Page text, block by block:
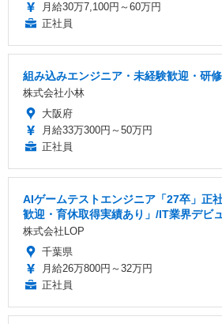
月給30万7,100円～60万円
正社員
組み込みエンジニア・未経験歓迎・研
株式会社小林
大阪府
月給33万300円～50万円
正社員
AIゲームテストエンジニア「27卒」正
歓迎・育休取得実績あり」/IT業界デビ
株式会社LOP
千葉県
月給26万800円～32万円
正社員